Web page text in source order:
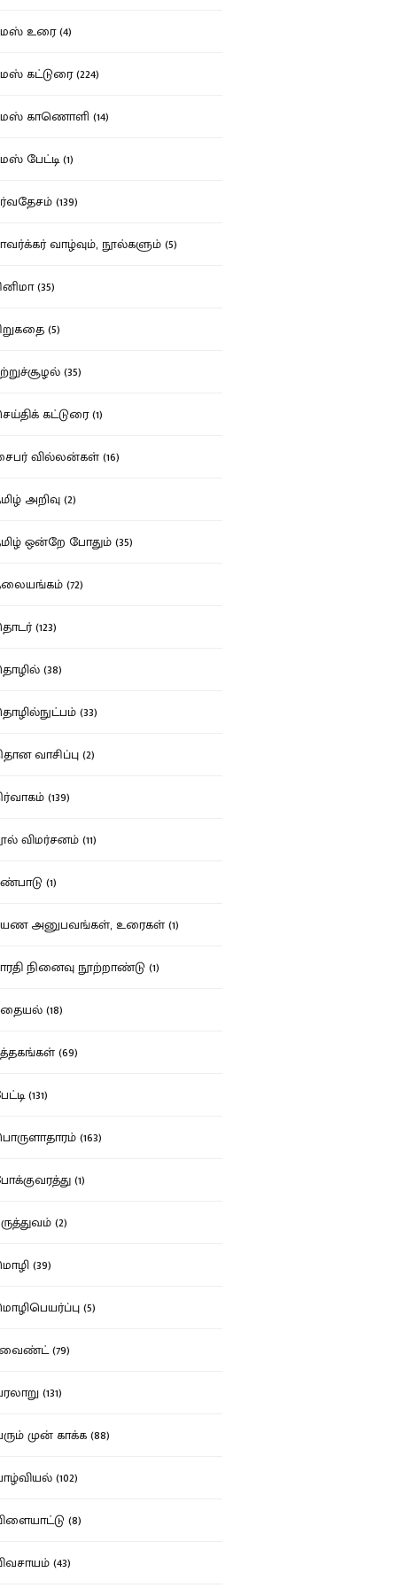
உரை (4)
கட்டுரை (224)
காணொளி (14)
பேட்டி (1)
(139)
வாழ்வும், நூல்களும் (5)
(35)
(5)
(35)
கட்டுரை (1)
வில்லன்கள் (16)
அறிவு (2)
ஒன்றே போதும் (35)
(72)
(123)
(38)
(33)
வாசிப்பு (2)
(139)
விமர்சனம் (11)
(1)
அனுபவங்கள், உரைகள் (1)
நினைவு நூற்றாண்டு (1)
(18)
(69)
(131)
(163)
(1)
(2)
(39)
(5)
(79)
(131)
முன் காக்க (88)
(102)
(8)
(43)